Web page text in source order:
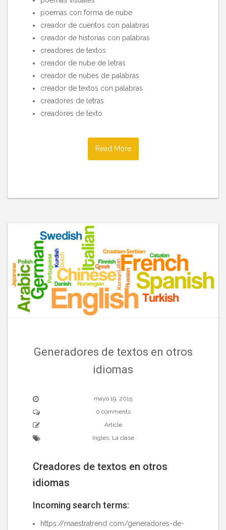
poemas con forma de nube
creador de cuentos con palabras
creador de historias con palabras
creadores de textos
creador de nube de letras
creador de nubes de palabras
creador de textos con palabras
creadores de letras
creadores de texto
Read More
Generadores de textos en otros
idiomas
mayo 19, 2015
0 comments
Article
Inglés, La clase
Creadores de textos en otros
idiomas
Incoming search terms:
https://maestratrend com/generadores-de-